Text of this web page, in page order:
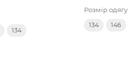
134
Розмір одягу
134 146